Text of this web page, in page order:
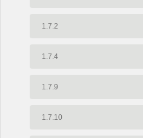
1.7.2
1.7.4
1.7.9
1.7.10